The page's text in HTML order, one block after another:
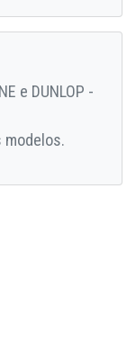
e DUNLOP -
modelos.